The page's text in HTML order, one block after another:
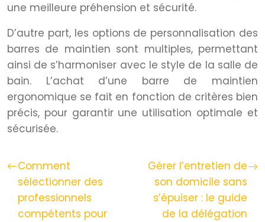
une meilleure préhension et sécurité.
D’autre part, les options de personnalisation des
barres de maintien sont multiples, permettant
ainsi de s’harmoniser avec le style de la salle de
bain. L’achat d’une barre de maintien
ergonomique se fait en fonction de critères bien
précis, pour garantir une utilisation optimale et
sécurisée.
Comment
sélectionner des
professionnels
compétents pour
Gérer l’entretien de
son domicile sans
s’épuiser : le guide
de la délégation